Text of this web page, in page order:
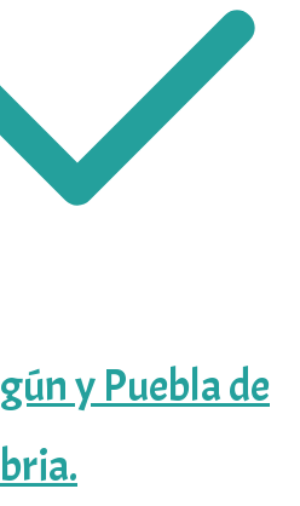
y Puebla de